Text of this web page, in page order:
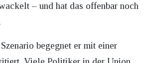
– und hat das offenbar noch
begegnet er mit einer